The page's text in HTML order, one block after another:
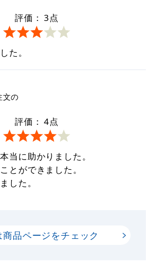
評価： 3点
た。
文の
評価： 4点
当に助かりました。
とができました。
した。
商品ページをチェック